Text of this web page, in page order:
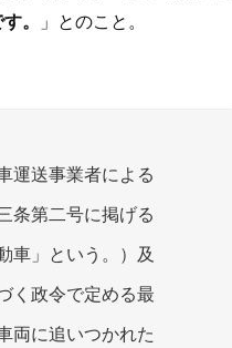
。
」とのこと。
運送事業者による
条第二号に掲げる
車」という。）及
く政令で定める最
両に追いつかれた